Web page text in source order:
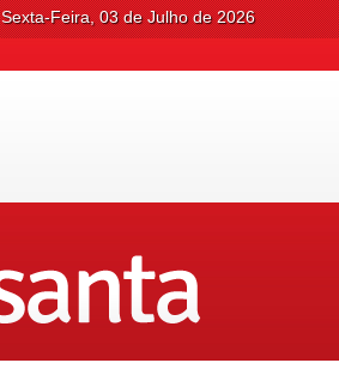
Sexta-Feira, 03 de Julho de 2026